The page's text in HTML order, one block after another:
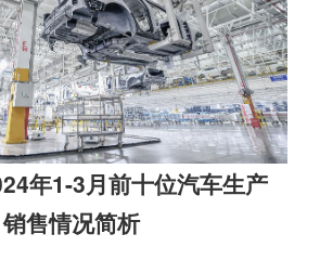
年1-3月前十位汽车生产
售情况简析